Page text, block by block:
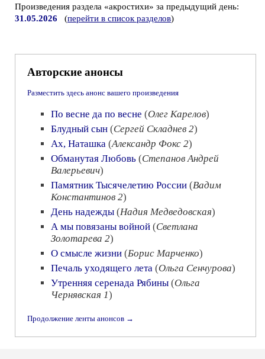
Произведения раздела «акростихи» за предыдущий день:
31.05.2026 (перейти в список разделов)
Авторские анонсы
Разместить здесь анонс вашего произведения
По весне да по весне (Олег Карелов)
Блудный сын (Сергей Складнев 2)
Ах, Наташка (Александр Фокс 2)
Обманутая Любовь (Степанов Андрей
Валерьевич)
Памятник Тысячелетию России (Вадим
Константинов 2)
День надежды (Надия Медведовская)
А мы повязаны войной (Светлана
Золотарева 2)
О смысле жизни (Борис Марченко)
Печаль уходящего лета (Ольга Сенчурова)
Утренняя серенада Рябины (Ольга
Чернявская 1)
Продолжение ленты анонсов →